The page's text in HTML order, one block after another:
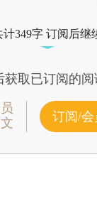
计349字 订阅后继
取已订阅的阅
订阅/会